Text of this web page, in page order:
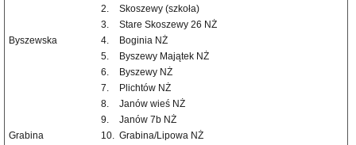
2.
Skoszewy (szkoła)
3.
Stare Skoszewy 26 NŻ
Byszewska
4.
Boginia NŻ
5.
Byszewy Majątek NŻ
6.
Byszewy NŻ
7.
Plichtów NŻ
8.
Janów wieś NŻ
9.
Janów 7b NŻ
Grabina
10. Grabina/Lipowa NŻ